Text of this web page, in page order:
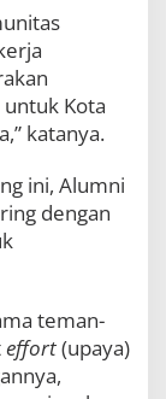
Kota
katanya.
ini, Alumni
dengan
teman-
effort(upaya)